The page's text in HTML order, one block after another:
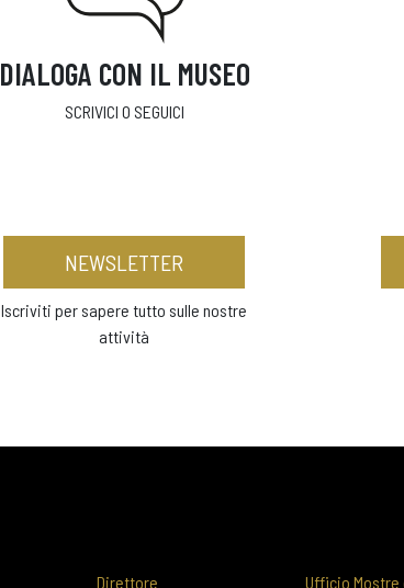
DIALOGA CON IL MUSEO
SCRIVICI O SEGUICI
NEWSLETTER
Iscriviti per sapere tutto sulle nostre
attività
Direttore Ufficio